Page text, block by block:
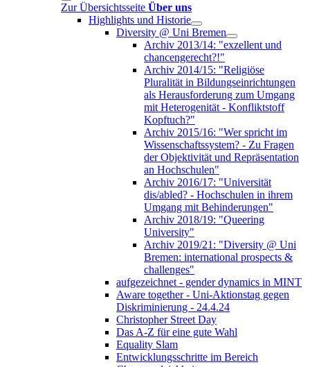
Zur Übersichtsseite Über uns
Highlights und Historie
Diversity @ Uni Bremen
Archiv 2013/14: "exzellent und
chancengerecht?!"
Archiv 2014/15: "Religiöse
Pluralität in Bildungseinrichtungen
als Herausforderung zum Umgang
mit Heterogenität - Konfliktstoff
Kopftuch?"
Archiv 2015/16: "Wer spricht im
Wissenschaftssystem? - Zu Fragen
der Objektivität und Repräsentation
an Hochschulen"
Archiv 2016/17: "Universität
dis/abled? - Hochschulen in ihrem
Umgang mit Behinderungen"
Archiv 2018/19: "Queering
University"
Archiv 2019/21: "Diversity @ Uni
Bremen: international prospects &
challenges"
aufgezeichnet - gender dynamics in MINT
Aware together - Uni-Aktionstag gegen
Diskriminierung - 24.4.24
Christopher Street Day
Das A-Z für eine gute Wahl
Equality Slam
Entwicklungsschritte im Bereich